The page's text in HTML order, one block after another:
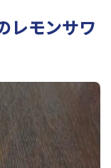
レモンサワ